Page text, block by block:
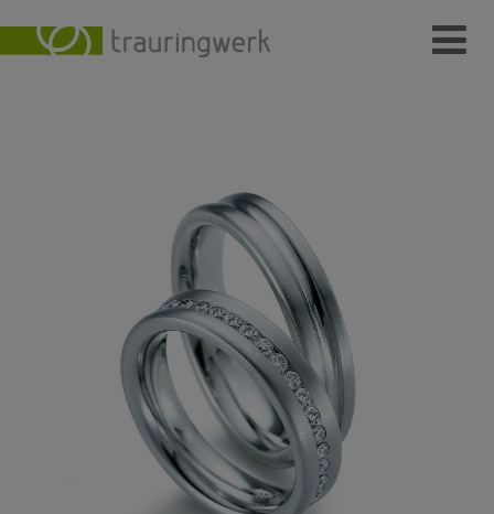
Individuelle Schmuckstücke
Kundenmeinungen